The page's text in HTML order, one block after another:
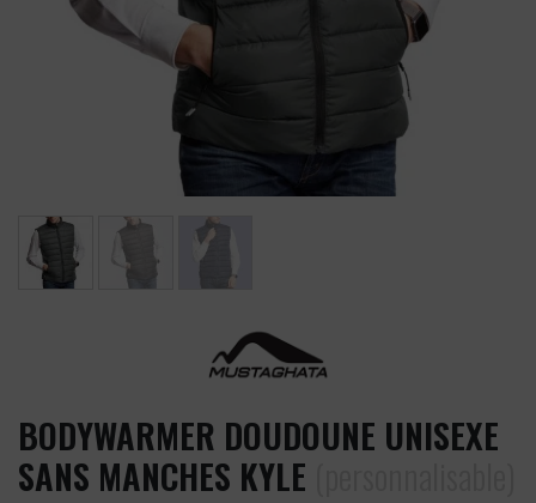
BODYWARMER DOUDOUNE UNISEXE
SANS MANCHES KYLE